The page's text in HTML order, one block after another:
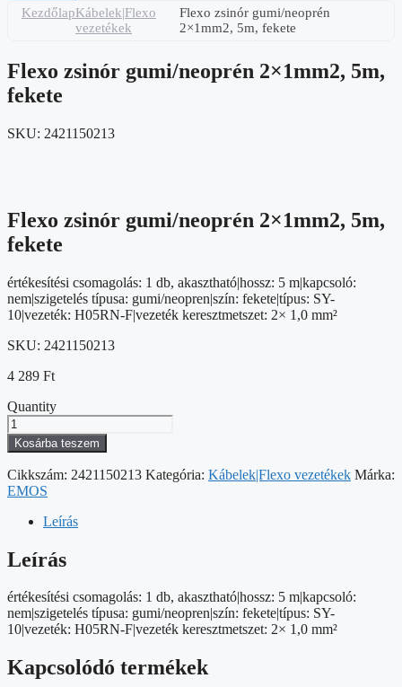
KezdőlapKábelek|Flexo
vezetékek
Flexo zsinór gumi/neoprén
2×1mm2, 5m, fekete
Flexo zsinór gumi/neoprén 2×1mm2, 5m,
fekete
SKU: 2421150213
Flexo zsinór gumi/neoprén 2×1mm2, 5m,
fekete
értékesítési csomagolás: 1 db, akasztható|hossz: 5 m|kapcsoló:
nem|szigetelés típusa: gumi/neopren|szín: fekete|típus: SY-
10|vezeték: H05RN-F|vezeték keresztmetszet: 2× 1,0 mm²
SKU: 2421150213
4 289 Ft
Quantity
Flexo
zsinór
gumi/neoprén
2×1mm2,
5m,
fekete
mennyiség
Kosárba teszem
Cikkszám: 2421150213 Kategória: Kábelek|Flexo vezetékek Márka:
EMOS
Leírás
Leírás
értékesítési csomagolás: 1 db, akasztható|hossz: 5 m|kapcsoló:
nem|szigetelés típusa: gumi/neopren|szín: fekete|típus: SY-
10|vezeték: H05RN-F|vezeték keresztmetszet: 2× 1,0 mm²
Kapcsolódó termékek